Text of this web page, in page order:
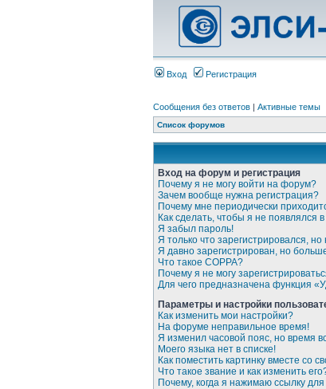
Вход Регистрация
Сообщения без ответов | Активные темы
Список форумов
Вход на форум и регистрация
Почему я не могу войти на форум?
Зачем вообще нужна регистрация?
Почему мне периодически
Как сделать, чтобы я не появлялся
Я забыл пароль!
Я только что зарегистрировался, но
Я давно зарегистрирован, но
Что такое COPPA?
Почему я не могу
Для чего предназначена функция
Параметры и настройки
Как изменить мои настройки?
На форуме неправильное время!
Я изменил часовой пояс, но время
Моего языка нет в списке!
Как поместить картинку вместе со
Что такое звание и как изменить
Почему, когда я нажимаю ссылку